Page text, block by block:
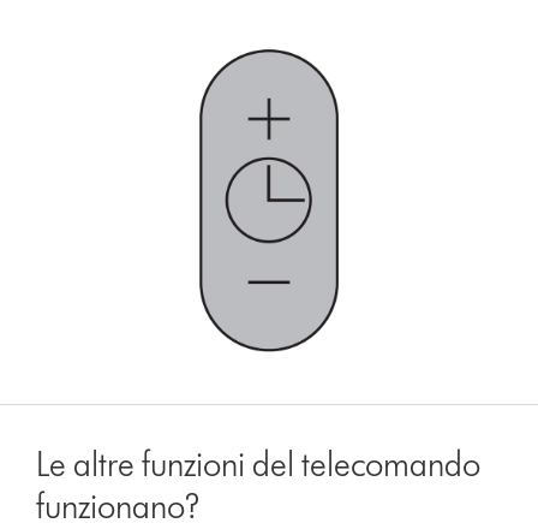
Le altre funzioni del telecomando
funzionano?